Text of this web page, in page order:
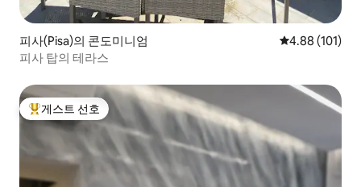
피사(Pisa)의 콘도미니엄 평점 4.88점(5
4.88 (101)
피사 탑의 테라스
상위 게스트 선호
게스트 선호